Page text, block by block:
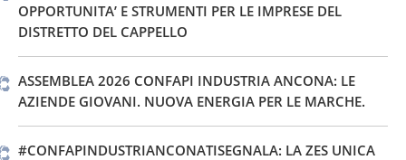
OPPORTUNITA’ E STRUMENTI PER LE IMPRESE DEL
DISTRETTO DEL CAPPELLO
ASSEMBLEA 2026 CONFAPI INDUSTRIA ANCONA: LE
AZIENDE GIOVANI. NUOVA ENERGIA PER LE MARCHE.
#CONFAPINDUSTRIANCONATISEGNALA: LA ZES UNICA